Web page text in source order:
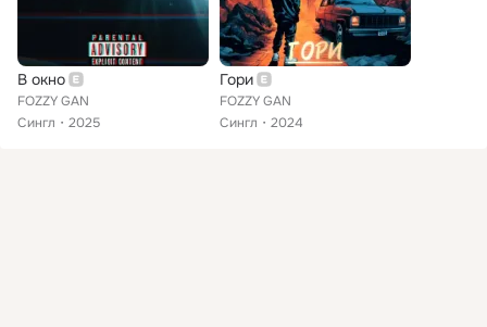
В окно
FOZZY GAN
Сингл
2025
Гори
FOZZY GAN
Сингл
2024